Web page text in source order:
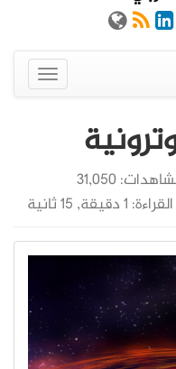
عرض
القائمة
31,050
دقيقة, 15 ثانية